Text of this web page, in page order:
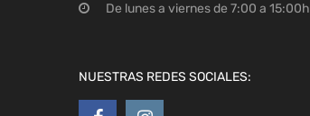
De lunes a viernes de 7:00 a 15:00h
NUESTRAS REDES SOCIALES: